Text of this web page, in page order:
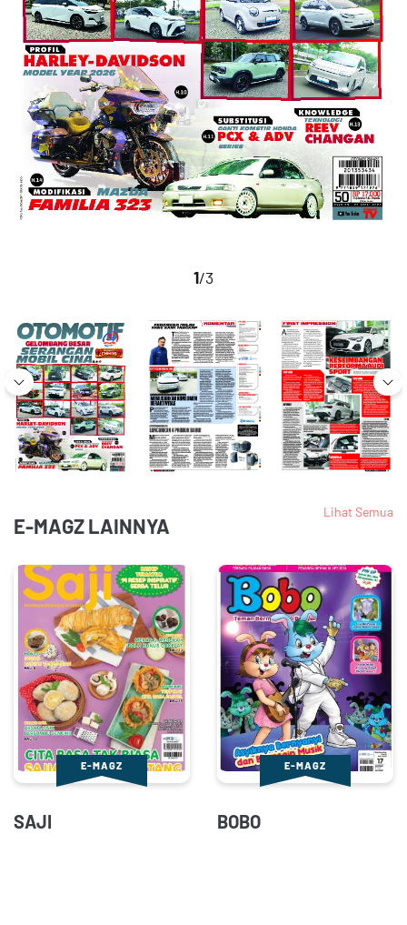
1/3
E-MAGZ LAINNYA
Lihat Semua
E-MAGZ
SAJI
E-MAGZ
BOBO